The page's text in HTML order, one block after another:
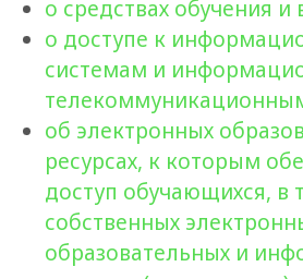
о средствах обучения и
о доступе к
системам и
об электронных
ресурсах, к которым
доступ обучающихся, в
собственных
образовательных и